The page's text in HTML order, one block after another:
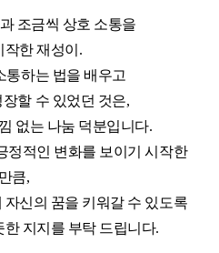
조금씩 상호 소통을
작한 재성이 .
통하는 법을 배우고
할 수 있었던 것은,
없는 나눔 덕분입니다.
정적인 변화를 보이기 시작한
만큼,
신의 꿈을 키워갈 수 있도록
지지를 부탁 드립니다.